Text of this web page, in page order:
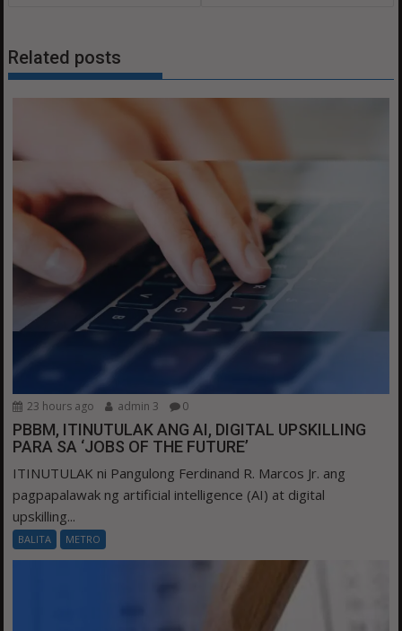
Related posts
23 hours ago admin 3 0
PBBM, ITINUTULAK ANG AI, DIGITAL UPSKILLING
PARA SA ‘JOBS OF THE FUTURE’
ITINUTULAK ni Pangulong Ferdinand R. Marcos Jr. ang
pagpapalawak ng artificial intelligence (AI) at digital
upskilling...
BALITA METRO